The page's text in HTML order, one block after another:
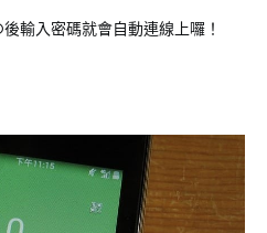
輸入密碼就會自動連線上囉！